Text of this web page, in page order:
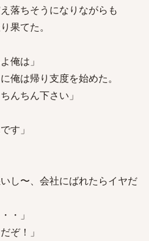
落ちそうになりながらも
果てた。
俺は」
俺は帰り支度を始めた。
んちん下さい」
す」
し〜、会社にばれたらイヤだ
・」
ぞ！」